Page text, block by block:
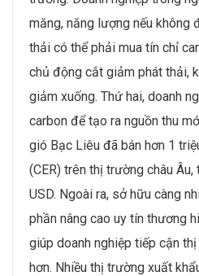
măng, năng lượng nếu không
thải có thể phải mua tín chỉ
chủ động cắt giảm phát thải,
giảm xuống. Thứ hai, doanh
carbon để tạo ra nguồn thu
gió Bạc Liêu đã bán hơn 1
(CER) trên thị trường châu
USD. Ngoài ra, sở hữu càng
phần nâng cao uy tín thương
giúp doanh nghiệp tiếp cận
hơn. Nhiều thị trường xuất